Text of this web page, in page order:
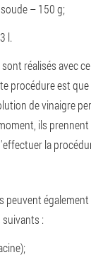
– 150 g;
l.
réalisés avec
procédure est
de vinaigre
ils
la
peuvent
: